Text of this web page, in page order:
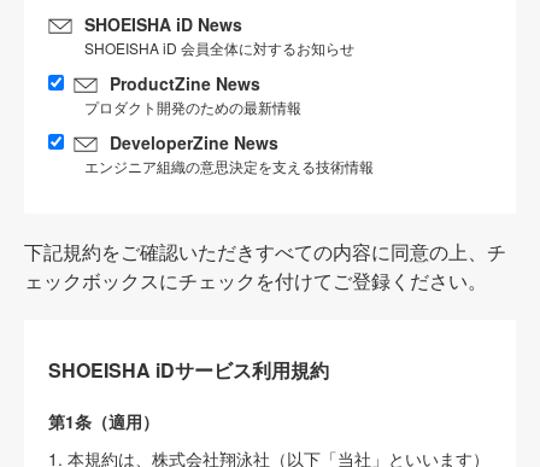
SHOEISHA iD News
SHOEISHA iD 会員全体に対するお知らせ
ProductZine News
プロダクト開発のための最新情報
DeveloperZine News
エンジニア組織の意思決定を支える技術情報
下記規約をご確認いただきすべての内容に同意の上、チ
ェックボックスにチェックを付けてご登録ください。
SHOEISHA iDサービス利用規約
第1条（適用）
1. 本規約は、株式会社翔泳社（以下「当社」といいます）